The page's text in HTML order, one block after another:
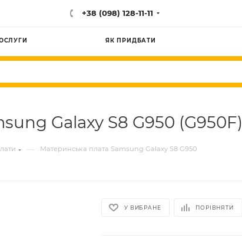
+38 (098) 128-11-11
ЯК ПРИДБАТИ
Galaxy S8 G950 (G950F)
— Материнська плата Samsung Galaxy S8 G950
У ВИБРАНЕ ПОРІВНЯТИ